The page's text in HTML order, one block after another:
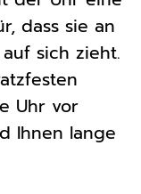
dass sie an
sich zieht.
Uhr vor
Ihnen lange